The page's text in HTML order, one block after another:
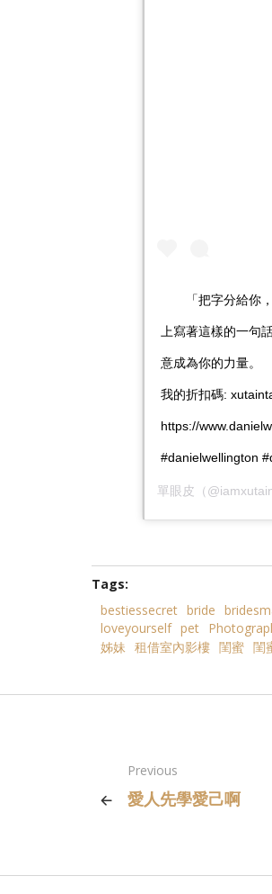
⠀ ⠀ 「把字分給你
上寫著這樣的一句
意成為你的力量。
我的折扣碼:
https://
#danielwellington
單眼皮 （
Tags:
bestiessecret bride
loveyourself pet
姊妹 租借室內影樓 閨蜜 閨
Previous
愛人先學愛己啊